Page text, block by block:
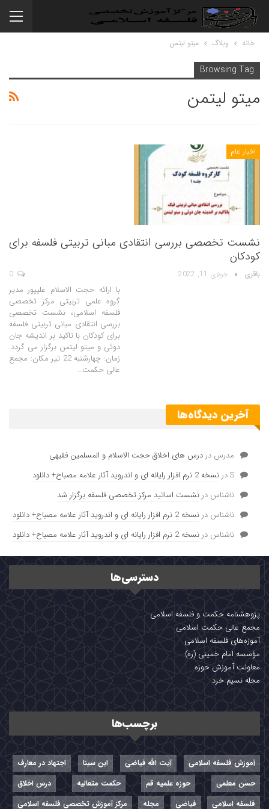
خانه وبلاگ میتو لیتمن
Browsing Tag
میتو لیتمن
اخبار عام
نشست تخصصی بررسی انتقادی مبانی تربیتی فلسفه برای
کودکان
باقری جولای 11, 2022
با ارائه حجت الاسلام علیپور مدیر
گروه علمی تربیتی مرکز تخصصی
فلسفه اسلامی، نشست تخصصی
بررسی انتقادی مبانی تربیتی فلسفه
برای کودکان با تاکید بر اندیشه جان
دوئی و میتو لیتمن برگزار می گردد.
زمان: چهارشنبه 22 تیر مکان: مجمع
عالی حکمت…
آخرین دیدگاه‌ها
مدرس در درس های اخلاق حجت الاسلام و المسلمین فقیهی
Sدر نسخه 2 نرم افزار رایانه ای و اندروید آثار علامه مصباح+ دانلود
ناشناس در نشست اساتید مرکز تخصصی فلسفه برگزار شد
ناشناس در نسخه 2 نرم افزار رایانه ای و اندروید آثار علامه مصباح+ دانلود
ناشناس در نسخه 2 نرم افزار رایانه ای و اندروید آثار علامه مصباح+ دانلود
دسترسی‌ها
پژوهشنامه حکمت و فلسفه اسلامی
مجمع عالی حکمت اسلامی
آموزه‌های فلسفه اسلامی
مؤسسه امام خمینی (ره)
معاونت آموزش حوزه
مجله نسیم خرد
برچسب‌ها
آموزش فلسفه اسلامی آیت الله فیاضی ابن سینا
اجتهاد در معارف
حسن معلمی
حوزه علمیه قم حکمت متعالیه
درس اخلاق
فلسفه اسلامی
فیاضی مجله مرکز آموزش تخصصی فلسفه اسلامی